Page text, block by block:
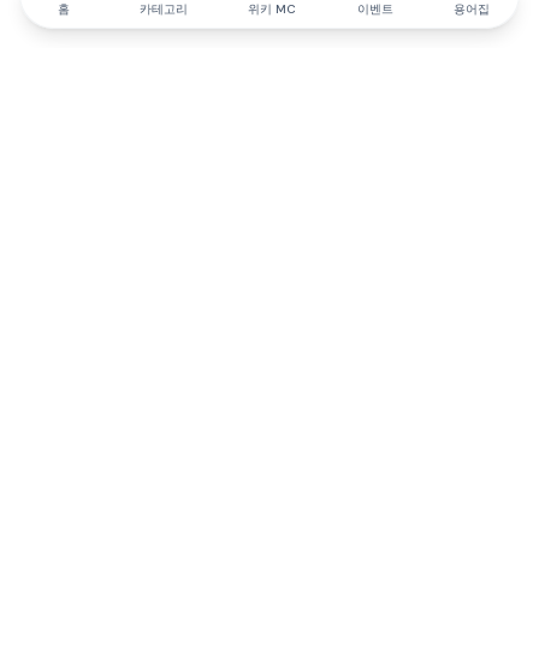
홈 카테고리 위키 MC 이벤트 용어집